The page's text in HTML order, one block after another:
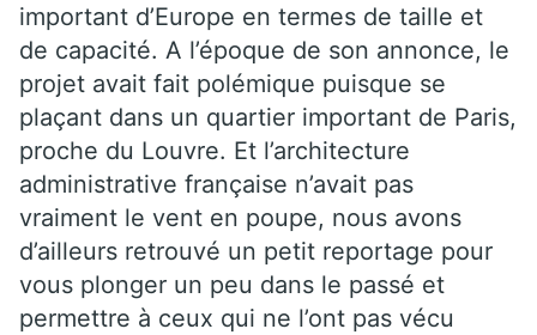
important d’Europe en termes de taille et
de capacité. A l’époque de son annonce, le
projet avait fait polémique puisque se
plaçant dans un quartier important de Paris,
proche du Louvre. Et l’architecture
administrative française n’avait pas
vraiment le vent en poupe, nous avons
d’ailleurs retrouvé un petit reportage pour
vous plonger un peu dans le passé et
permettre à ceux qui ne l’ont pas vécu